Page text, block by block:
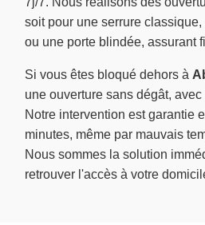
soit pour une serrure
ou une porte blindée, assurant
Si vous êtes bloqué dehors à
une ouverture sans dégât,
Notre intervention est garantie
minutes, même par mauvais
Nous sommes la solution
retrouver l'accès à votre